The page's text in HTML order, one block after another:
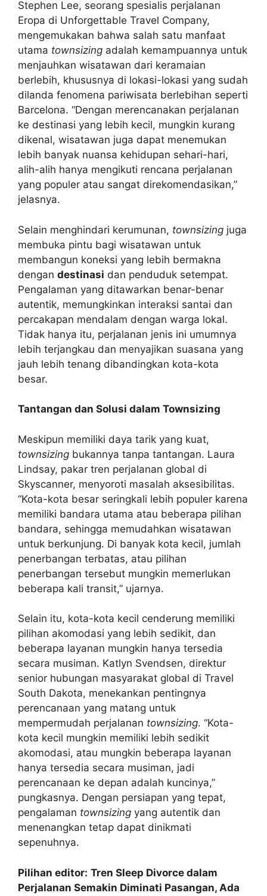
Stephen Lee, seorang spesialis perjalanan
Eropa di Unforgettable Travel Company,
mengemukakan bahwa salah satu manfaat
utama townsizing adalah kemampuannya untuk
menjauhkan wisatawan dari keramaian
berlebih, khususnya di lokasi-lokasi yang sudah
dilanda fenomena pariwisata berlebihan seperti
Barcelona. “Dengan merencanakan perjalanan
ke destinasi yang lebih kecil, mungkin kurang
dikenal, wisatawan juga dapat menemukan
lebih banyak nuansa kehidupan sehari-hari,
alih-alih hanya mengikuti rencana perjalanan
yang populer atau sangat direkomendasikan,”
jelasnya.
Selain menghindari kerumunan, townsizing juga
membuka pintu bagi wisatawan untuk
membangun koneksi yang lebih bermakna
dengan destinasi dan penduduk setempat.
Pengalaman yang ditawarkan benar-benar
autentik, memungkinkan interaksi santai dan
percakapan mendalam dengan warga lokal.
Tidak hanya itu, perjalanan jenis ini umumnya
lebih terjangkau dan menyajikan suasana yang
jauh lebih tenang dibandingkan kota-kota
besar.
Tantangan dan Solusi dalam Townsizing
Meskipun memiliki daya tarik yang kuat,
townsizing bukannya tanpa tantangan. Laura
Lindsay, pakar tren perjalanan global di
Skyscanner, menyoroti masalah aksesibilitas.
“Kota-kota besar seringkali lebih populer karena
memiliki bandara utama atau beberapa pilihan
bandara, sehingga memudahkan wisatawan
untuk berkunjung. Di banyak kota kecil, jumlah
penerbangan terbatas, atau pilihan
penerbangan tersebut mungkin memerlukan
beberapa kali transit,” ujarnya.
Selain itu, kota-kota kecil cenderung memiliki
pilihan akomodasi yang lebih sedikit, dan
beberapa layanan mungkin hanya tersedia
secara musiman. Katlyn Svendsen, direktur
senior hubungan masyarakat global di Travel
South Dakota, menekankan pentingnya
perencanaan yang matang untuk
mempermudah perjalanan townsizing. “Kota-
kota kecil mungkin memiliki lebih sedikit
akomodasi, atau mungkin beberapa layanan
hanya tersedia secara musiman, jadi
perencanaan ke depan adalah kuncinya,”
pungkasnya. Dengan persiapan yang tepat,
pengalaman townsizing yang autentik dan
menenangkan tetap dapat dinikmati
sepenuhnya.
Pilihan editor: Tren Sleep Divorce dalam
Perjalanan Semakin Diminati Pasangan, Ada